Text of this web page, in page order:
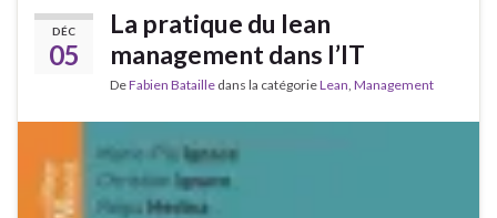
DÉC
05
La pratique du lean
management dans l’IT
DeFabien Bataille dans la catégorieLean, Management